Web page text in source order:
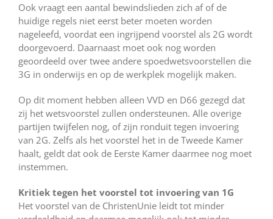
Ook vraagt een aantal bewindslieden zich af of de
huidige regels niet eerst beter moeten worden
nageleefd, voordat een ingrijpend voorstel als 2G wordt
doorgevoerd. Daarnaast moet ook nog worden
geoordeeld over twee andere spoedwetsvoorstellen die
3G in onderwijs en op de werkplek mogelijk maken.
Op dit moment hebben alleen VVD en D66 gezegd dat
zij het wetsvoorstel zullen ondersteunen. Alle overige
partijen twijfelen nog, of zijn ronduit tegen invoering
van 2G. Zelfs als het voorstel het in de Tweede Kamer
haalt, geldt dat ook de Eerste Kamer daarmee nog moet
instemmen.
Kritiek tegen het voorstel tot invoering van 1G
Het voorstel van de ChristenUnie leidt tot minder